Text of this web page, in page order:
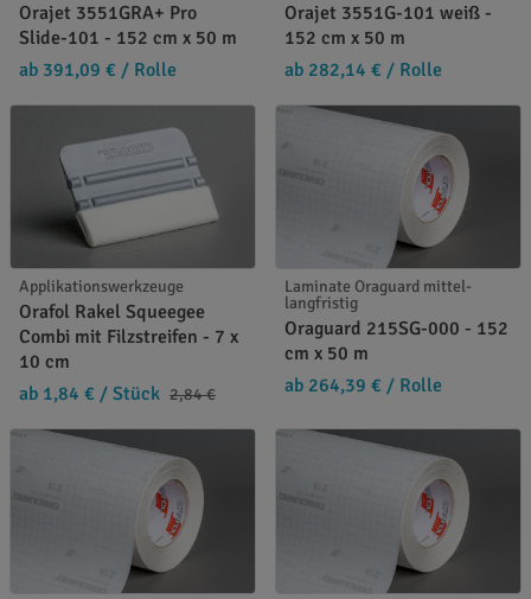
Orajet 3551GRA+ Pro
Slide-101 - 152 cm x 50 m
ab 391,09 € / Rolle
Orajet 3551G-101 weiß -
152 cm x 50 m
ab 282,14 € / Rolle
Applikationswerkzeuge
Orafol Rakel Squeegee
Combi mit Filzstreifen - 7 x
10 cm
ab 1,84 € / Stück 2,84 €
Laminate Oraguard mittel-
langfristig
Oraguard 215SG-000 - 152
cm x 50 m
ab 264,39 € / Rolle